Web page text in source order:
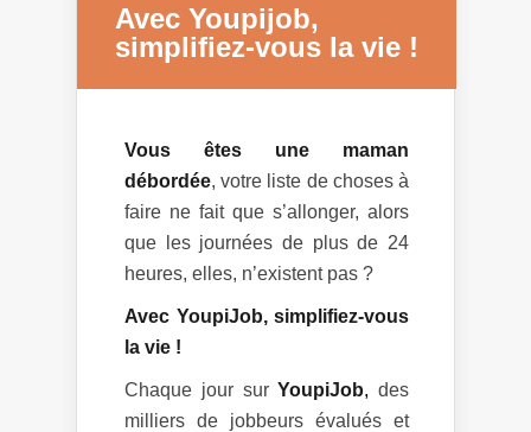
Avec Youpijob,
simplifiez-vous la vie !
Vous êtes une maman
débordée, votre liste de choses à
faire ne fait que s’allonger, alors
que les journées de plus de 24
heures, elles, n’existent pas ?
Avec YoupiJob, simplifiez-vous
la vie !
Chaque jour surYoupiJob, des
milliers de jobbeurs évalués et